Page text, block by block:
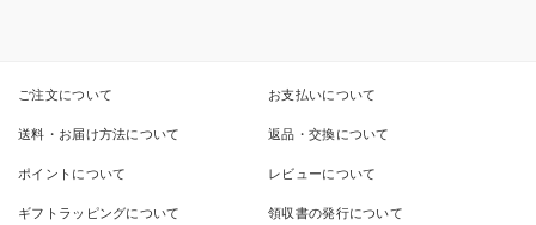
ご注文について お支払いについて
送料・お届け方法について 返品・交換について
ポイントについて レビューについて
ギフトラッピングについて 領収書の発行について